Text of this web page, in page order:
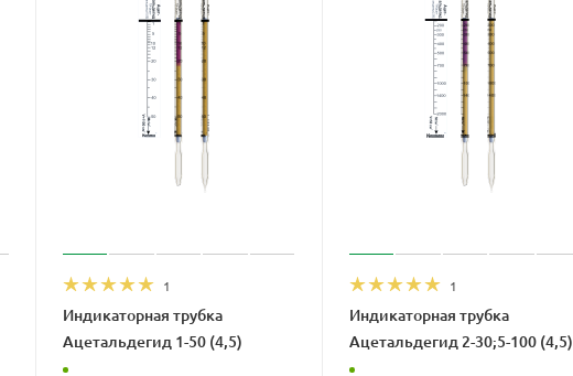
1
Индикаторная трубка
Ацетальдегид 1-50 (4,5)
1
Индикаторная трубка
Ацетальдегид 2-30;5-100 (4,5)